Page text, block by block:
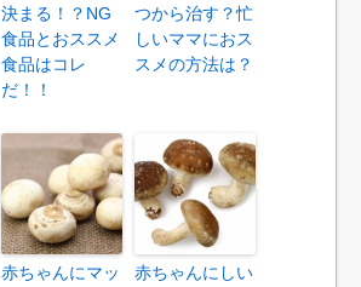
決まる！？NG
食品とおススメ
食品はコレ
だ！！
つから治す？忙
しいママにおス
スメの方法は？
赤ちゃんにマッ
赤ちゃんにしい